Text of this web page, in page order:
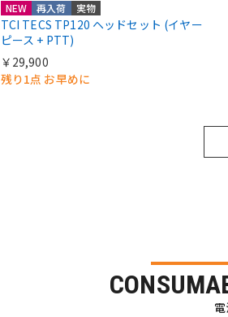
NEW 再入荷 実物
TCI TECS TP120 ヘッドセット (イヤー
ピース + PTT)
￥29,900
残り1点 お早めに